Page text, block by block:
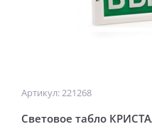
Артикул: 221268
Световое табло